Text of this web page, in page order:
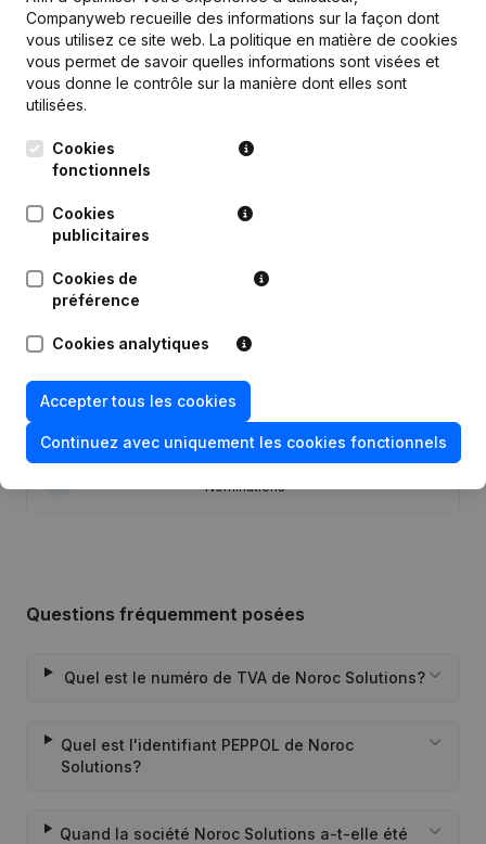
Publicationsde Noroc Solutions
20-12-2023
Autres Modifications, …) -
Modification Forme Juridique - But -
29-03-2022
05-01-2021
Demissions, Nominations -
Siège Social
Nominations
Questions fréquemment posées
Quel est le numéro de TVA de Noroc Solutions?
Quel est l'identifiant PEPPOL de Noroc
Solutions?
Quand la société Noroc Solutions a-t-elle été
Companyweb recueille des informations sur la façon dont
vous utilisez ce site web. La politique en matière de cookies
vous permet de savoir quelles informations sont visées et
vous donne le contrôle sur la manière dont elles sont
utilisées.
Cookies
fonctionnels
Cookies
publicitaires
Cookies de
préférence
Cookies analytiques
Accepter tous les cookies
Continuez avec uniquement les cookies fonctionnels